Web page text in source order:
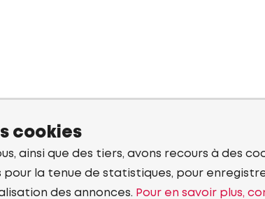
cookies
ainsi que des tiers, avons recours à des
pour la tenue de statistiques, pour
des annonces. Pour en savoir plus,